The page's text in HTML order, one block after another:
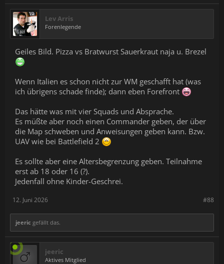
Lev Arris
Forenlegende
Geiles Bild. Pizza vs Bratwurst Sauerkraut naja u. Brezel
Wenn Italien es schon nicht zur WM geschafft hat (was
ich übrigens schade finde); dann eben Forefront
Das hätte was mit vier Squads und Absprache.
Es müßte aber noch einen Commander geben, der über
die Map schweben und Anweisungen geben kann. Bzw.
UAV wie bei Battlefield 2
Es sollte aber eine Altersbegrenzung geben. Teilnahme
erst ab 18 oder 16 (?).
Jedenfall ohne Kinder-Geschrei.
#88
12. Juni 2026
jeeric gefällt das.
jeeric
Aktives Mitglied